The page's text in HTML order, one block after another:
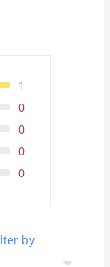
1
0
0
0
0
by